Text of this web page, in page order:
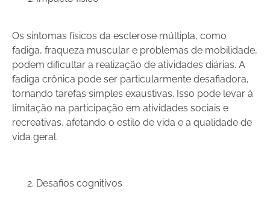
Os sintomas físicos da esclerose múltipla, como
fadiga, fraqueza muscular e problemas de mobilidade,
podem dificultar a realização de atividades diárias. A
fadiga crônica pode ser particularmente desafiadora,
tornando tarefas simples exaustivas. Isso pode levar à
limitação na participação em atividades sociais e
recreativas, afetando o estilo de vida e a qualidade de
vida geral.
Desafios cognitivos